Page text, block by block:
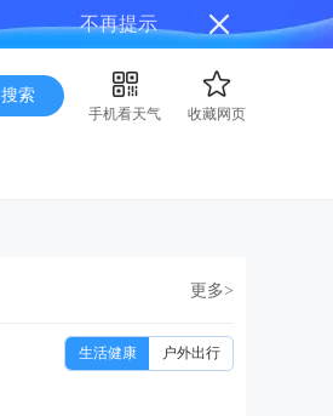
不再提示
搜索
手机看天气
收藏网页
周二 周三
更多>
生活健康 户外出行